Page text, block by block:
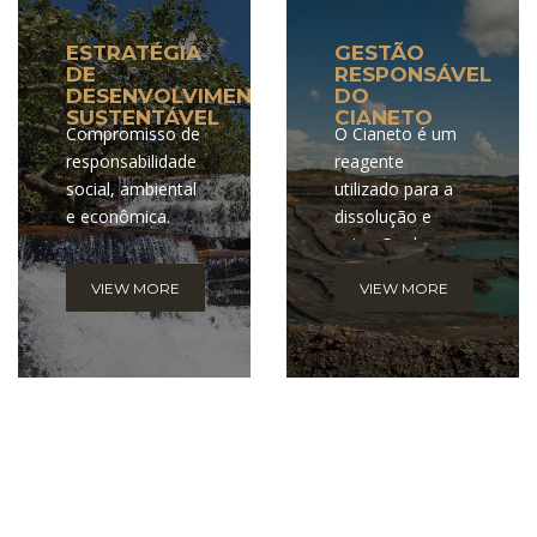
ESTRATÉGIA
DE
DESENVOLVIMENTO
SUSTENTÁVEL
Compromisso de
responsabilidade
social, ambiental
e econômica.
VIEW MORE
GESTÃO
RESPONSÁVEL
DO
CIANETO
O Cianeto é um
reagente
utilizado para a
dissolução e
extração de
ouro. Devido a
suas
características
perigosas, temos
a
VIEW MORE